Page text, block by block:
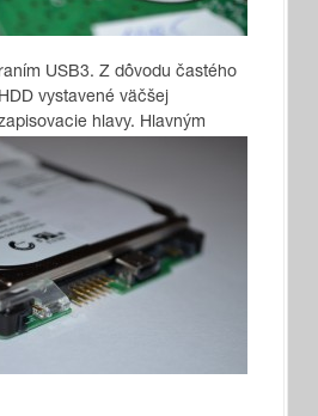
USB3. Z dôvodu častého
vystavené väčšej
hlavy. Hlavným